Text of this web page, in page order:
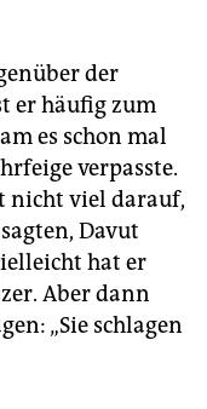
der
er häufig zum
es schon mal
verpasste.
nicht viel darauf,
Davut
hat er
Aber dann
„Sie schlagen